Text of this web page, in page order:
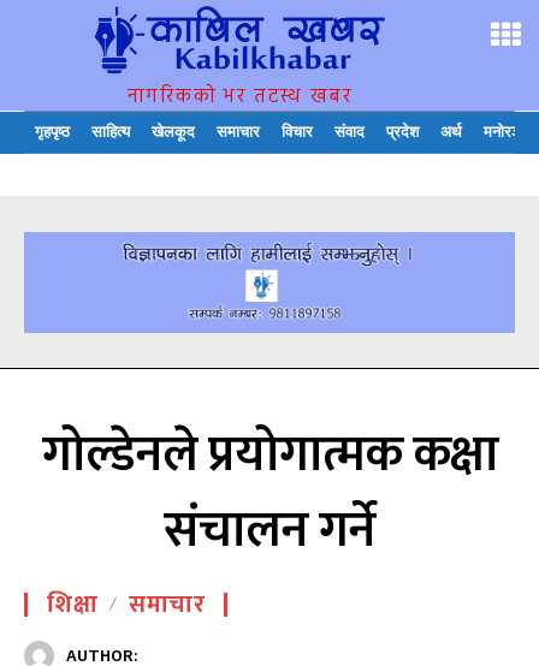
नागरिकको भर तटस्थ खबर
गृहपृष्ठ साहित्य खेलकूद समाचार विचार संवाद प्रदेश अर्थ मनोरञ्जन
गोल्डेनले प्रयोगात्मक कक्षा
संचालन गर्ने
शिक्षा समाचार
AUTHOR: